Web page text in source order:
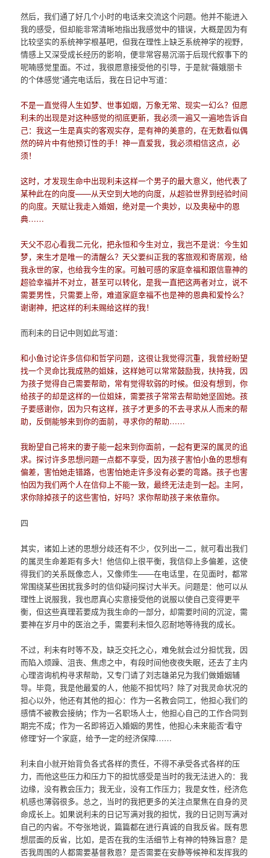
然后，我们通了好几个小时的电话来交流这个问题。他并不能进入
我的感受，但却能非常清晰地指出我感觉中的错误，大概是因为有
比较坚实的系统神学根基吧，但我在理性上缺乏系统神学的视野，
情感上又深受成长经历的影响，便非常容易沉溺于后现代叙事下的
呢喃感觉里面。不过，我很愿意接受他的引导，于是就“薇娥丽卡
的个体感觉”通完电话后，我在日记中写道：
不是一直觉得人生如梦、世事如烟，万象无常、现实一幻么？但愿
利未的出现是对这种感觉的彻底更新，我必须一遍又一遍地告诉自
己：我这一生是真实的客观实存，是有神的美意的，在无数看似偶
然的碎片中有他预订性的手！神一直爱我，我必须相信这点，必
须！
这时，才发现生命中出现利未这样一个男子的最大意义，他代表了
某种此在的向度——从天空到大地的向度，从超验世界到经验时间
的向度。天赋让我走入婚姻，绝对是一个奥妙，以及奥秘中的恩
典……
天父不忍心看我二元化，把永恒和今生对立，我岂不是说：今生如
梦，来生才是唯一的清醒么？天父要纠正我的客旅观和寄居观，给
我永世的家，也给我今生的家。可触可感的家庭幸福和跟信靠神的
超验幸福并不对立，甚至可以转化，是我一直把这两者对立，说不
需要男性，只需要上帝，难道家庭幸福不也是神的恩典和爱怜么？
谢谢神，把这样的利未赐给这样的我！
而利未的日记中则如此写道：
和小鱼讨论许多信仰和哲学问题，这很让我觉得沉重，我曾经盼望
找一个灵命比我成熟的姐妹，这样她可以常常鼓励我，扶持我，因
为孩子觉得自己需要帮助，常有觉得软弱的时候。但没有想到，你
给孩子的却是这样的一位姐妹，需要孩子常常去帮助她坚固她。孩
子要感谢你，因为只有这样，孩子才更多的不去寻求从人而来的帮
助，反倒能够来到你的面前，寻求你的帮助……
我盼望自己将来的妻子能一起来到你面前，一起有更深的属灵的追
求。探讨许多思想问题一点都不享受，因为孩子害怕小鱼的思想有
偏差，害怕她走错路，也害怕她走许多没有必要的弯路。孩子也害
怕因为我们两个人在信仰上不能一致，最终无法走到一起。主阿，
求你除掉孩子的这些害怕，好吗？求你帮助孩子来依靠你。
四
其实，诸如上述的思想分歧还有不少，仅列出一二，就可看出我们
的属灵生命差距有多大！他信仰上很平衡，我信仰上多偏差，这使
得我们的关系既像恋人，又像师生——在电话里，在见面时，都常
常围绕某些困扰我多时的信仰疑问探讨大半天。问题是：他可以从
理性上说服我，我也愿真心实意接受他的说服以使自己变得更平
衡，但这些真理若要成为我生命的一部分，却需要时间的沉淀，需
要神在岁月中的医治之手，需要利未恒久忍耐地等待我的成长。
不过，利未有时等不及，缺乏交托之心，难免就会过分担忧我，因
而陷入烦躁、沮丧、焦虑之中，有段时间他夜夜失眠，还去了主内
心理咨询机构寻求帮助，又专门请了刘志雄弟兄为我们做婚姻辅
导。毕竟，我是他最爱的人，他能不担忧吗？除了对我灵命状况的
担心以外，他还有其他的担心：作为一名教会同工，他担心我们的
感情不被教会接纳；作为一名职场人士，他担心自己的工作合同到
期完不成；作为一名即将迈入婚姻的男性，他担心未来能否“看守
修理”好一个家庭，给予一定的经济保障……
利未自小就开始背负各式各样的责任，不得不承受各式各样的压
力，而他这些压力和压力下的担忧感受是当时的我无法进入的：我
边缘，没有教会压力；我无业，没有工作压力；我是女性，经济危
机感也薄弱很多。总之，当时的我把更多的关注点聚焦在自身的灵
命成长上。如果说利未的日记写满对我的担忧，我的日记则写满对
自己的内省。不夸张地说，篇篇都在进行真诚的自我反省。既有思
想层面的反省，比如，是否在我的生活细节上有神的特殊旨意？是
否我周围的人都需要基督救恩？是否需要在安静等候神和发挥我的